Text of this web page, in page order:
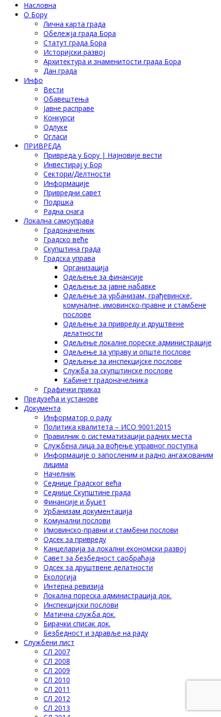
Насловна
О Бору
Лична карта града
Обележја града Бора
Статут града Бора
Историјски развој
Архитектура и знаменитости града Бора
Дан града
Инфо
Вести
Обавештења
Јавне расправе
Конкурси
Одлуке
Огласи
ПРИВРЕДА
Привреда у Бору | Најновије вести
Инвестирај у Бор
Сектори/Делтности
Информације
Привредни савет
Подршка
Радна снага
Локална самоуправа
Градоначелник
Градско веће
Скупштина града
Градска управа
Организација
Одељење за финансије
Одељење за јавне набавке
Одељење за урбанизам, грађевинске,
комуналне, имовинско-правне и стамбене
послове
Одељење за привреду и друштвене
делатности
Одељење локалне пореске администрације
Одељење за управу и опште послове
Одељење за инспекцијске послове
Служба за скупштинске послове
Кабинет градоначелника
Графички приказ
Предузећа и установе
Документа
Информатор о раду
Политика квалитета – ИСО 9001:2015
Правилник о систематизацији радних места
Службена лица за вођење управног поступка
Информације о запосленим и радно ангажованим
лицима
Начелник
Седнице Градског већа
Седнице Скупштине града
Финансије и буџет
Урбанизам документација
Комунални послови
Имовинско-правни и стамбени послови
Одсек за привреду
Канцеларија за локални економски развој
Савет за безбедност саобраћаја
Одсек за друштвене делатности
Eкологија
Интерна ревизија
Локална пореска администрација док.
Инспекцијски послови
Матична служба док.
Бирачки списак док.
Безбедност и здравље на раду
Службени лист
СЛ 2007
СЛ 2008
СЛ 2009
СЛ 2010
СЛ 2011
СЛ 2012
СЛ 2013